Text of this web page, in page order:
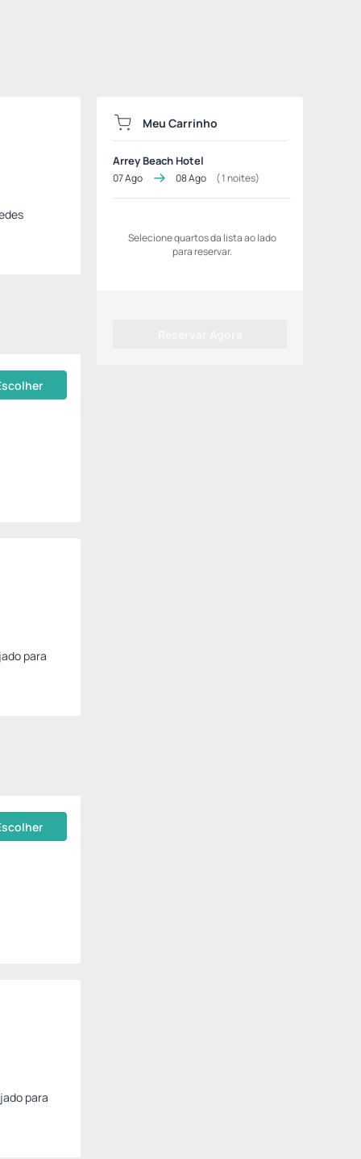
para
para
Meu Carrinho
Arrey Beach Hotel
07 Ago 08 Ago (1noites)
Selecione quartos da lista ao lado
para reservar.